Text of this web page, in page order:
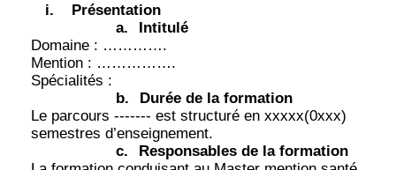
i.
Présentation
a.
Intitulé
Domaine : ………….
Mention : …………….
Spécialités :
b.
Durée de la formation
Le parcours ------- est structuré en xxxxx(0xxx)
semestres d’enseignement.
c.
Responsables de la formation